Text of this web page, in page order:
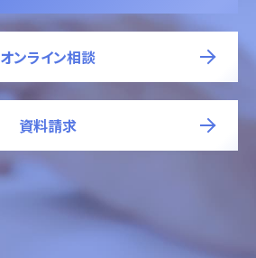
オンライン相談
資料請求